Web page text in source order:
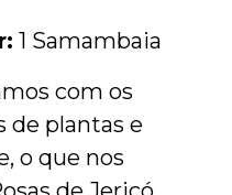
1 Samambaia
com os
de plantas e
o que nos